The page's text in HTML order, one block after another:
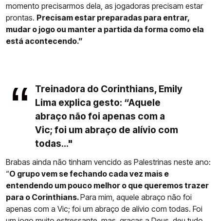
momento precisarmos dela, as jogadoras precisam estar
prontas. Precisam estar preparadas para entrar,
mudar o jogo ou manter a partida da forma como ela
está acontecendo.”
Treinadora do Corinthians, Emily
Lima explica gesto: “Aquele
abraço não foi apenas com a
Vic; foi um abraço de alívio com
todas..."
Brabas ainda não tinham vencido as Palestrinas neste ano:
“O grupo vem se fechando cada vez mais e
entendendo um pouco melhor o que queremos trazer
para o Corinthians.Para mim, aquele abraço não foi
apenas com a Vic; foi um abraço de alívio com todas. Foi